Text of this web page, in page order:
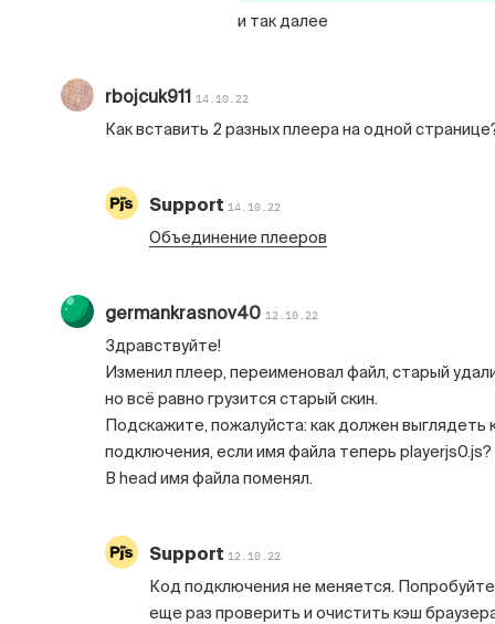
и так далее
rbojcuk911 14.10.22
Как вставить 2 разных плеера на одной
Support 14.10.22
Объединение плееров
germankrasnov40 12.10.22
Здравствуйте!
Изменил плеер, переименовал файл, старый
но всё равно грузится старый скин.
Подскажите, пожалуйста: как должен выглядеть
подключения, если имя файла теперь playerjs0.js?
В head имя файла поменял.
Support 12.10.22
Код подключения не меняется.
еще раз проверить и очистить кэш